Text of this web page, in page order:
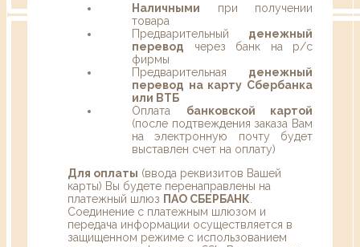
Наличными при получении
товара
Предварительный денежный
перевод через банк на р/с
фирмы
Предварительная денежный
перевод на карту Сбербанка
или ВТБ
Оплата банковской картой
(после подтвеждения заказа Вам
на электронную почту будет
выставлен счет на оплату)
Для оплаты (ввода реквизитов Вашей
карты) Вы будете перенаправлены на
платежный шлюз ПАО СБЕРБАНК
Соединение с платежным шлюзом и
передача информации осуществляется в
защищенном режиме с использованием